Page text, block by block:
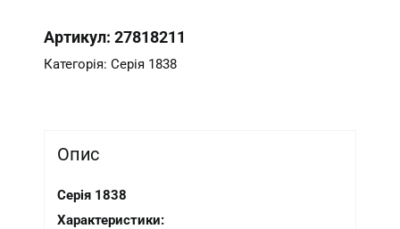
Артикул:27818211
Категорія:Серія 1838
Опис
Серія 1838
Характеристики: